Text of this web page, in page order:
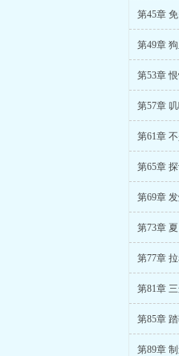
第45章
第49章
第53章
第57章
第61章
第65章
第69章
第73章
第77章
第81章
第85章
第89章